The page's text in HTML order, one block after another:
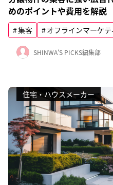
めのポイントや費用を解説
集客 オフラインマーケ
SHINWA'S PICKS編集部
住宅・ハウスメーカー